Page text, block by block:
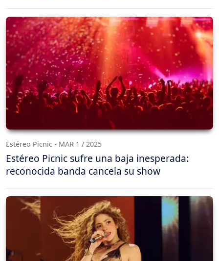
Estéreo Picnic - MAR 1 / 2025
Estéreo Picnic sufre una baja inesperada:
reconocida banda cancela su show